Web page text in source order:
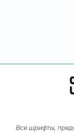
Все шрифты,